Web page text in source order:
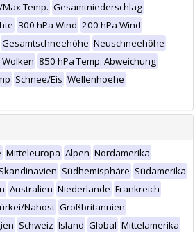
Temp. Gesamtniederschlag
300 hPa Wind 200 hPa Wind
Gesamtschneehöhe Neuschneehöhe
Wolken 850 hPa Temp. Abweichung
Schnee/Eis Wellenhoehe
Mitteleuropa Alpen Nordamerika
Skandinavien Südhemisphäre Südamerika
Australien Niederlande Frankreich
Nahost Großbritannien
Schweiz Island Global Mittelamerika